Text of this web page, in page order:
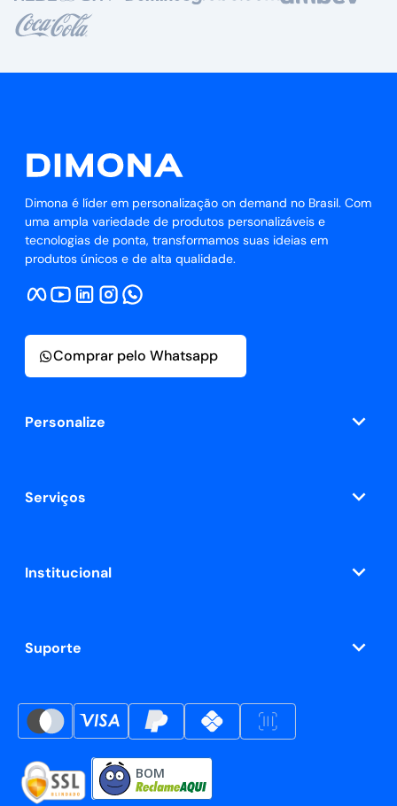
Dimona é líder em personalização on demand no Brasil. Com
uma ampla variedade de produtos personalizáveis e
tecnologias de ponta, transformamos suas ideias em
produtos únicos e de alta qualidade.
Personalize
Serviços
Institucional
Suporte
Comprar pelo Whatsapp
BOM